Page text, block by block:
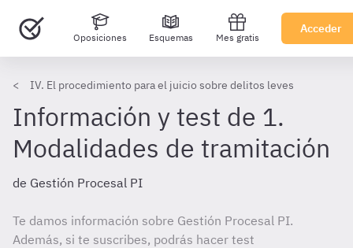
Oposiciones Esquemas Mes gratis
Acceder
IV. El procedimiento para el juicio sobre delitos leves
Información y test de 1.
Modalidades de tramitación
de Gestión Procesal PI
Te damos información sobre Gestión Procesal PI.
Además, si te suscribes, podrás hacer test